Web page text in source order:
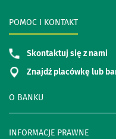
O BANKU
INFORMACJE PRAWNE
POMOC I KONTAKT
Skontaktuj się z nami
Znajdź placówkę lub